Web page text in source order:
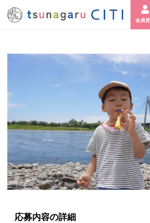
会員
応募内容の詳細